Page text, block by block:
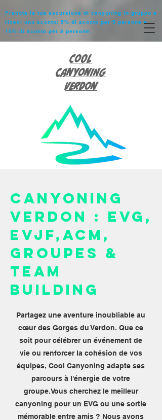
Prenota la tua escursione di canyoning in gruppo e
ricevi uno sconto: 5% di sconto per 5 persone e
10% di sconto per 8 persone.
Cool
Canyoning
Verdon
Canyoning
Verdon : EVG,
EVJF,ACM,
Groupes &
Team
Building
Partagez une aventure inoubliable au
cœur des Gorges du Verdon. Que ce
soit pour célébrer un événement de
vie ou renforcer la cohésion de vos
équipes, Cool Canyoning adapte ses
parcours à l'énergie de votre
groupe.Vous cherchez le meilleur
canyoning pour un EVG ou une sortie
mémorable entre amis ? Nous avons